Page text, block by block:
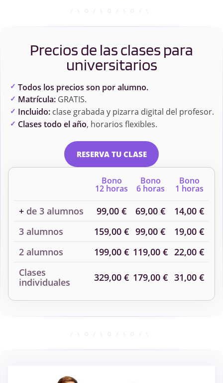
Precios de las clases para
universitarios
Todos los precios son por alumno.
Matrícula:GRATIS.
Incluido:clase grabada y pizarra digital del profesor.
Clases todo el año, horarios flexibles.
RESERVA TU CLASE
Bono
12 horas
Bono
6 horas
Bono
1 horas
+ de 3 alumnos 99,00 € 69,00 €
14,00 €
3 alumnos
159,00 € 99,00 €
19,00 €
2 alumnos
199,00 € 119,00 € 22,00 €
Clases
individuales
329,00 € 179,00 € 31,00 €